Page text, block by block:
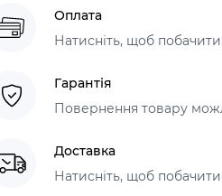
Оплата
Натисніть, щоб
Гарантія
Повернення товару
Доставка
Натисніть, щоб